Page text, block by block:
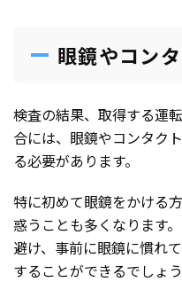
眼鏡やコン
検査の結果、取得する運
合には、眼鏡やコンタク
る必要があります。
特に初めて眼鏡をかける
惑うことも多くなります
避け、事前に眼鏡に慣れ
することができるでしょう